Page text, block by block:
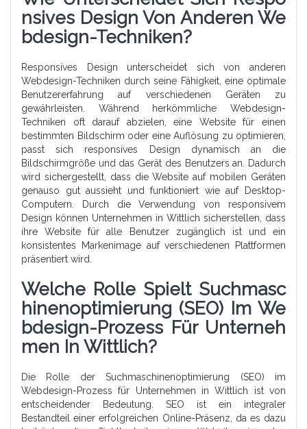
Nsives Design Von Anderen We
Bdesign-Techniken?
Responsives Design unterscheidet sich von anderen
Webdesign-Techniken durch seine Fähigkeit, eine optimale
Benutzererfahrung auf verschiedenen Geräten zu
gewährleisten. Während herkömmliche Webdesign-
Techniken oft darauf abzielen, eine Website für einen
bestimmten Bildschirm oder eine Auflösung zu optimieren,
passt sich responsives Design dynamisch an die
Bildschirmgröße und das Gerät des Benutzers an. Dadurch
wird sichergestellt, dass die Website auf mobilen Geräten
genauso gut aussieht und funktioniert wie auf Desktop-
Computern. Durch die Verwendung von responsivem
Design können Unternehmen in Wittlich sicherstellen, dass
ihre Website für alle Benutzer zugänglich ist und ein
konsistentes Markenimage auf verschiedenen Plattformen
präsentiert wird.
Welche Rolle Spielt Suchmasc
Hinenoptimierung (SEO) Im We
Bdesign-Prozess Für Unterneh
Men In Wittlich?
Die Rolle der Suchmaschinenoptimierung (SEO) im
Webdesign-Prozess für Unternehmen in Wittlich ist von
entscheidender Bedeutung. SEO ist ein integraler
Bestandteil einer erfolgreichen Online-Präsenz, da es dazu